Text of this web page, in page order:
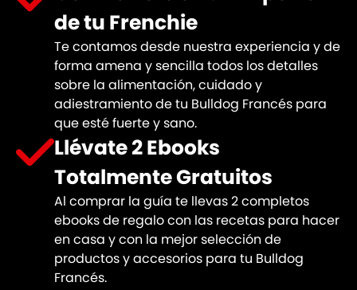
de tu Frenchie
Te contamos desde nuestra experiencia y de
forma amena y sencilla todos los detalles
sobre la alimentación, cuidado y
adiestramiento de tu Bulldog Francés para
que esté fuerte y sano.
Llévate 2 Ebooks
Totalmente Gratuitos
Al comprar la guía te llevas 2 completos
ebooks de regalo con las recetas para hacer
en casa y con la mejor selección de
productos y accesorios para tu Bulldog
Francés.